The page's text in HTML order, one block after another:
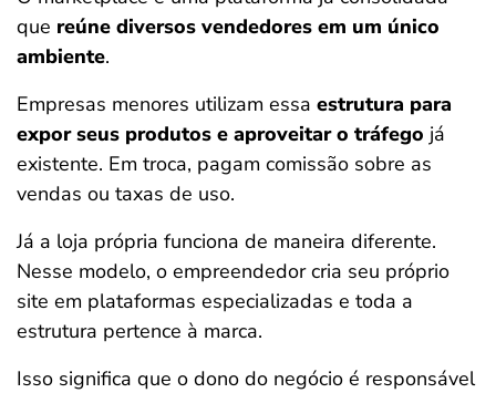
que reúne diversos vendedores em um único
ambiente.
Empresas menores utilizam essa estrutura para
expor seus produtos e aproveitar o tráfego já
existente. Em troca, pagam comissão sobre as
vendas ou taxas de uso.
Já a loja própria funciona de maneira diferente.
Nesse modelo, o empreendedor cria seu próprio
site em plataformas especializadas e toda a
estrutura pertence à marca.
Isso significa que o dono do negócio é responsável